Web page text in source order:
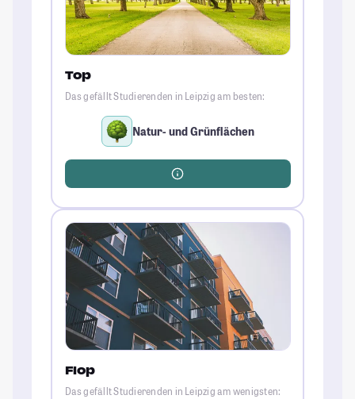
Top
Das gefällt Studierenden in Leipzig am besten:
Natur- und Grünflächen
Flop
Das gefällt Studierenden in Leipzig am wenigsten: